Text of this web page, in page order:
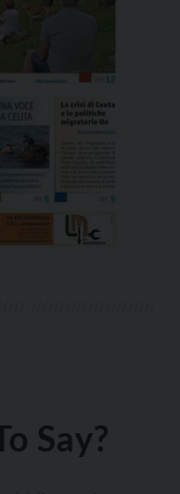
Say?